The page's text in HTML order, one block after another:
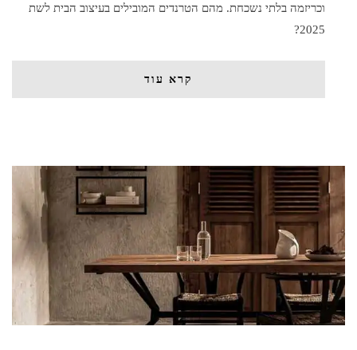
וכריזמה בלתי נשכחת. מהם הטרנדים המובילים בעיצוב הבית לשת
2025?
קרא עוד